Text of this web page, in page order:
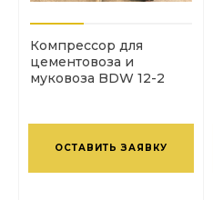
Компрессор для
цементовоза и
муковоза BDW 12-2
ОСТАВИТЬ ЗАЯВКУ